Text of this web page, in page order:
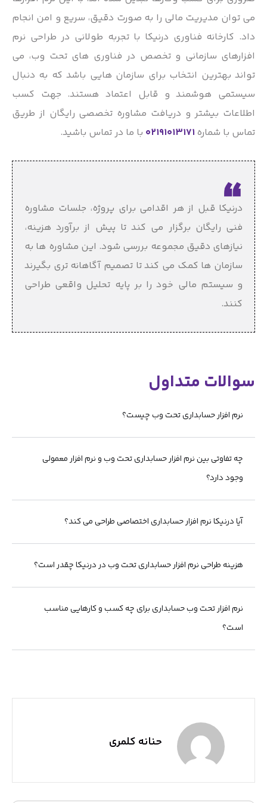
می توان مدیریت مالی را به صورت دقیق، سریع و امن انجام
داد. کارخانه فناوری درنیکا با تجربه طولانی در طراحی نرم
افزارهای سازمانی و تخصص در فناوری های تحت وب، می
تواند بهترین انتخاب برای سازمان هایی باشد که به دنبال
سیستمی هوشمند و قابل اعتماد هستند. جهت کسب
اطلاعات بیشتر و دریافت مشاوره تخصصی رایگان از طریق
تماس با شماره02191013171با ما در تماس باشید.
درنیکا قبل از هر اقدامی برای پروژه، جلسات مشاوره
فنی رایگان برگزار می کند تا پیش از برآورد هزینه،
نیازهای دقیق مجموعه بررسی شود. این مشاوره ها به
سازمان ها کمک می کند تا تصمیم آگاهانه تری بگیرند
و سیستم مالی خود را بر پایه تحلیل واقعی طراحی
کنند.
سوالات متداول
نرم افزار حسابداری تحت وب چیست؟
چه تفاوتی بین نرم افزار حسابداری تحت وب و نرم افزار معمولی
وجود دارد؟
آیا درنیکا نرم افزار حسابداری اختصاصی طراحی می کند؟
هزینه طراحی نرم افزار حسابداری تحت وب در درنیکا چقدر است؟
نرم افزار تحت وب حسابداری برای چه کسب و کارهایی مناسب
است؟
حنانه کلمری